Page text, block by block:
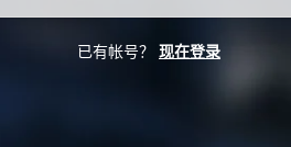
已有帐号？ 现在登录